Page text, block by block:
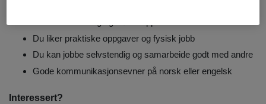
Du liker praktiske oppgaver og fysisk jobb
Du kan jobbe selvstendig og samarbeide godt med andre
Gode kommunikasjonsevner på norsk eller engelsk
Interessert?